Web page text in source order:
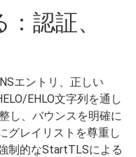
認証、
エントリ、正しい
EHLO文字列を通し
し、バウンスを明確に
グレイリストを尊重し
制的なStartTLSによる